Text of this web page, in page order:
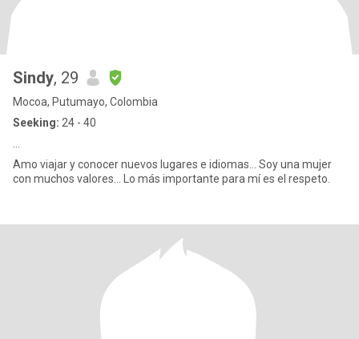
Sindy, 29
Mocoa, Putumayo, Colombia
Seeking: 24 - 40
Amo viajar y conocer nuevos lugares e idiomas... Soy una mujer
con muchos valores... Lo más importante para mí es el respeto.